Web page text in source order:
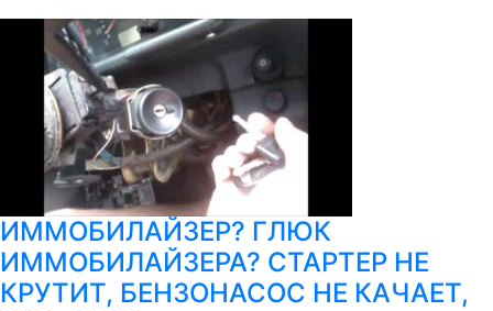
ИММОБИЛАЙЗЕР? ГЛЮК
ИММОБИЛАЙЗЕРА? СТАРТЕР НЕ
КРУТИТ, БЕНЗОНАСОС НЕ КАЧАЕТ,